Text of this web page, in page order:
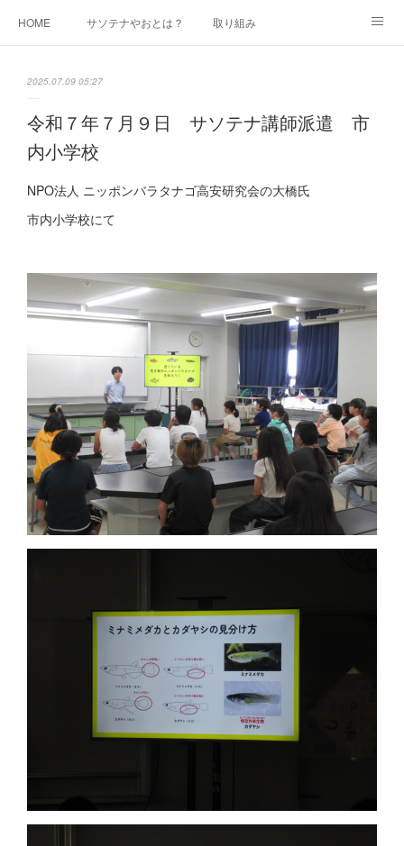
HOME サソテナやおとは？ 取り組み
2025.07.09 05:27
令和７年７月９日 サソテナ講師派遣 市
内小学校
NPO法人 ニッポンバラタナゴ高安研究会の大橋氏
市内小学校にて